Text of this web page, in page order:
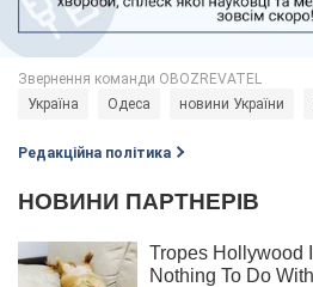
Україна Одеса новини України
Редакційна політика